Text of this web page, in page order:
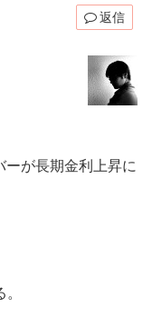
返信
が長期金利上昇に